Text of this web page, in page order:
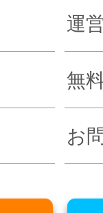
運
無
お